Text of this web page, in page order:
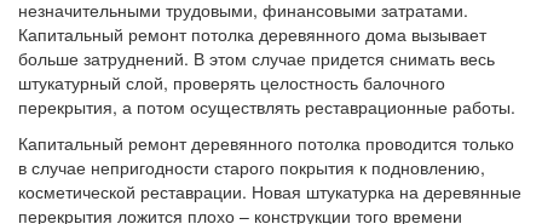
незначительными трудовыми, финансовыми затратами.
Капитальный ремонт потолка деревянного дома вызывает
больше затруднений. В этом случае придется снимать весь
штукатурный слой, проверять целостность балочного
перекрытия, а потом осуществлять реставрационные работы.
Капитальный ремонт деревянного потолка проводится только
в случае непригодности старого покрытия к подновлению,
косметической реставрации. Новая штукатурка на деревянные
перекрытия ложится плохо – конструкции того времени